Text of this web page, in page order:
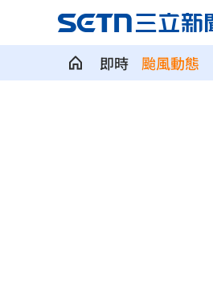
即時 颱風動態